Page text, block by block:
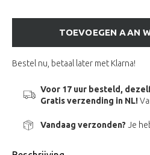
TOEVOEGEN AAN
Bestel nu, betaal later met Klarna!
Voor 17 uur besteld,
Gratis verzending in NL!
Vandaag verzonden? Je